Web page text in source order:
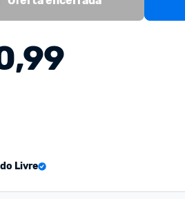
Livre